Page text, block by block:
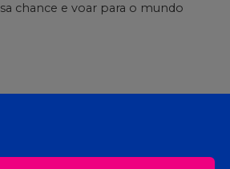
chance e voar para o mundo